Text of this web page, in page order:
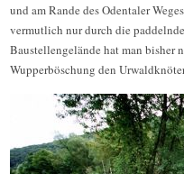
und am Rande des Odentaler
vermutlich nur durch die
Baustellengelände hat man bisher
Wupperböschung den